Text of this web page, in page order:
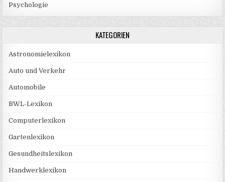
Psychologie
KATEGORIEN
Astronomielexikon
Auto und Verkehr
Automobile
BWL-Lexikon
Computerlexikon
Gartenlexikon
Gesundheitslexikon
Handwerklexikon